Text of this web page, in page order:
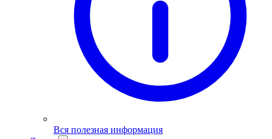
Вся полезная информация